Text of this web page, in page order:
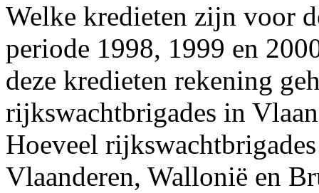
Welke kredieten zijn voor
periode 1998, 1999 en
deze kredieten rekening
rijkswachtbrigades in
Hoeveel
Vlaanderen, Wallonië en